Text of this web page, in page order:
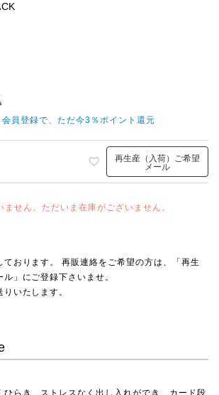
員登録で、ただ今3％ポイント還元
再生産（入荷）ご希望
メール
ません。ただいま在庫がございません。
おります。 再販連絡をご希望の方は、「再生
」にご登録下さいませ。
いたします。
ひらき、ストレスなく出し入れができ、カード段